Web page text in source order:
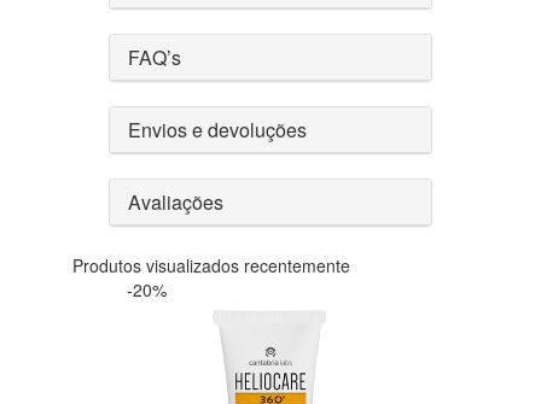
FAQ’s
Envios e devoluções
Avaliações
Produtos visualizados recentemente
-20%